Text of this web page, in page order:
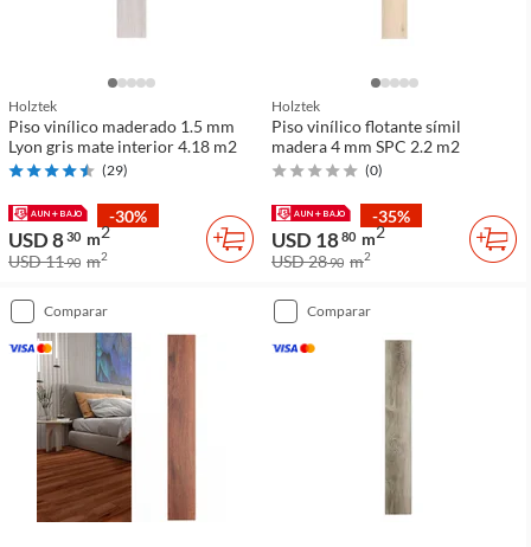
Holztek
Piso vinílico maderado 1.5 mm
Lyon gris mate interior 4.18 m2
(29)
-30%
USD 830 m2
USD 1190 m2
Holztek
Piso vinílico flotante símil
madera 4 mm SPC 2.2 m2
(0)
-35%
USD 1880 m2
USD 2890 m2
comparar comparar